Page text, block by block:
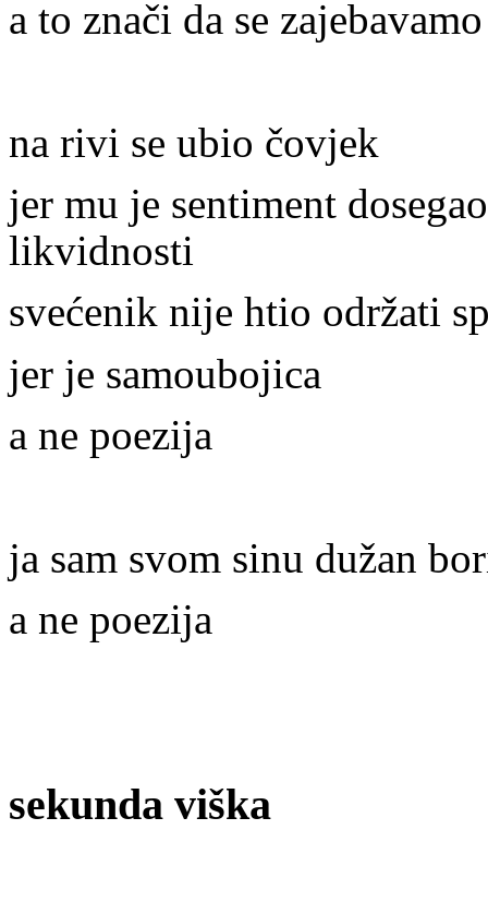
a to znači da se zajebavamo
na rivi se ubio čovjek
jer mu je sentiment
likvidnosti
svećenik nije htio održati
jer je samoubojica
a ne poezija
ja sam svom sinu dužan
a ne poezija
sekunda viška